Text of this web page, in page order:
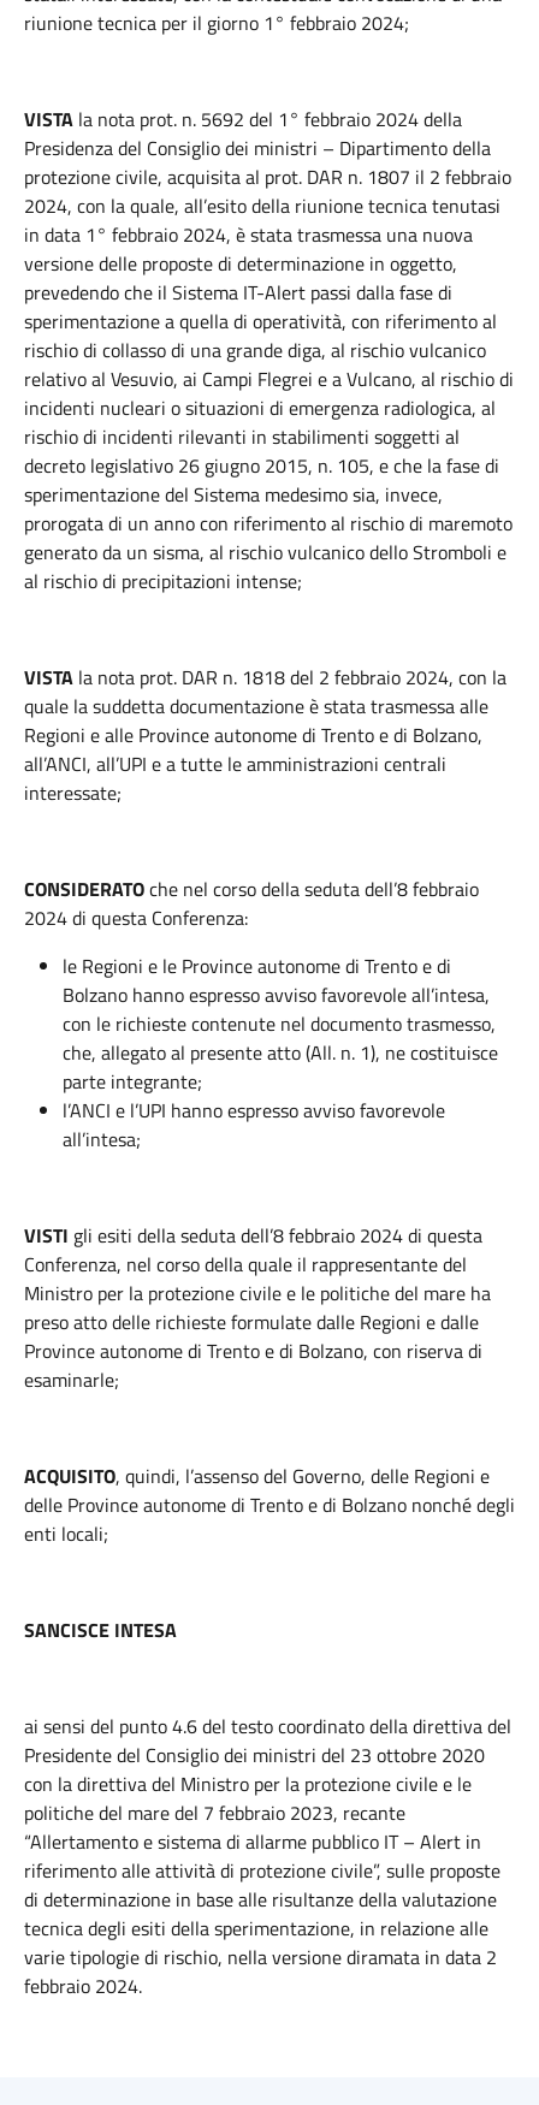
riunione tecnica per il giorno 1° febbraio 2024;
VISTA la nota prot. n. 5692 del 1° febbraio 2024 della
Presidenza del Consiglio dei ministri – Dipartimento della
protezione civile, acquisita al prot. DAR n. 1807 il 2 febbraio
2024, con la quale, all’esito della riunione tecnica tenutasi
in data 1° febbraio 2024, è stata trasmessa una nuova
versione delle proposte di determinazione in oggetto,
prevedendo che il Sistema IT-Alert passi dalla fase di
sperimentazione a quella di operatività, con riferimento al
rischio di collasso di una grande diga, al rischio vulcanico
relativo al Vesuvio, ai Campi Flegrei e a Vulcano, al rischio di
incidenti nucleari o situazioni di emergenza radiologica, al
rischio di incidenti rilevanti in stabilimenti soggetti al
decreto legislativo 26 giugno 2015, n. 105, e che la fase di
sperimentazione del Sistema medesimo sia, invece,
prorogata di un anno con riferimento al rischio di maremoto
generato da un sisma, al rischio vulcanico dello Stromboli e
al rischio di precipitazioni intense;
VISTA la nota prot. DAR n. 1818 del 2 febbraio 2024, con la
quale la suddetta documentazione è stata trasmessa alle
Regioni e alle Province autonome di Trento e di Bolzano,
all’ANCI, all’UPI e a tutte le amministrazioni centrali
interessate;
CONSIDERATOche nel corso della seduta dell’8 febbraio
2024 di questa Conferenza:
le Regioni e le Province autonome di Trento e di
Bolzano hanno espresso avviso favorevole all’intesa,
con le richieste contenute nel documento trasmesso,
che, allegato al presente atto (All. n. 1), ne costituisce
parte integrante;
l’ANCI e l’UPI hanno espresso avviso favorevole
all’intesa;
VISTI gli esiti della seduta dell’8 febbraio 2024 di questa
Conferenza, nel corso della quale il rappresentante del
Ministro per la protezione civile e le politiche del mare ha
preso atto delle richieste formulate dalle Regioni e dalle
Province autonome di Trento e di Bolzano, con riserva di
esaminarle;
ACQUISITO, quindi, l’assenso del Governo, delle Regioni e
delle Province autonome di Trento e di Bolzano nonché degli
enti locali;
SANCISCE INTESA
ai sensi del punto 4.6 del testo coordinato della direttiva del
Presidente del Consiglio dei ministri del 23 ottobre 2020
con la direttiva del Ministro per la protezione civile e le
politiche del mare del 7 febbraio 2023, recante
“Allertamento e sistema di allarme pubblico IT – Alert in
riferimento alle attività di protezione civile”, sulle proposte
di determinazione in base alle risultanze della valutazione
tecnica degli esiti della sperimentazione, in relazione alle
varie tipologie di rischio, nella versione diramata in data 2
febbraio 2024.